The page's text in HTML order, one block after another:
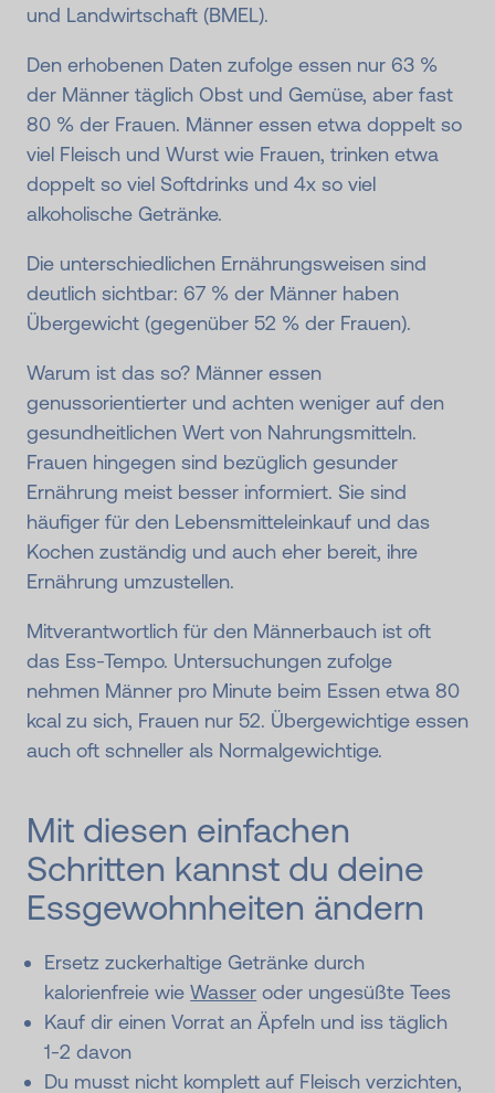
und Landwirtschaft (BMEL).
Den erhobenen Daten zufolge essen nur 63 %
der Männer täglich Obst und Gemüse, aber fast
80 % der Frauen. Männer essen etwa doppelt so
viel Fleisch und Wurst wie Frauen, trinken etwa
doppelt so viel Softdrinks und 4x so viel
alkoholische Getränke.
Die unterschiedlichen Ernährungsweisen sind
deutlich sichtbar: 67 % der Männer haben
Übergewicht (gegenüber 52 % der Frauen).
Warum ist das so? Männer essen
genussorientierter und achten weniger auf den
gesundheitlichen Wert von Nahrungsmitteln.
Frauen hingegen sind bezüglich gesunder
Ernährung meist besser informiert. Sie sind
häufiger für den Lebensmitteleinkauf und das
Kochen zuständig und auch eher bereit, ihre
Ernährung umzustellen.
Mitverantwortlich für den Männerbauch ist oft
das Ess-Tempo. Untersuchungen zufolge
nehmen Männer pro Minute beim Essen etwa 80
kcal zu sich, Frauen nur 52. Übergewichtige essen
auch oft schneller als Normalgewichtige.
Mit diesen einfachen
Schritten kannst du deine
Essgewohnheiten ändern
Ersetz zuckerhaltige Getränke durch
kalorienfreie wieWasser oder ungesüßte Tees
Kauf dir einen Vorrat an Äpfeln und iss täglich
1-2 davon
Du musst nicht komplett auf Fleisch verzichten,